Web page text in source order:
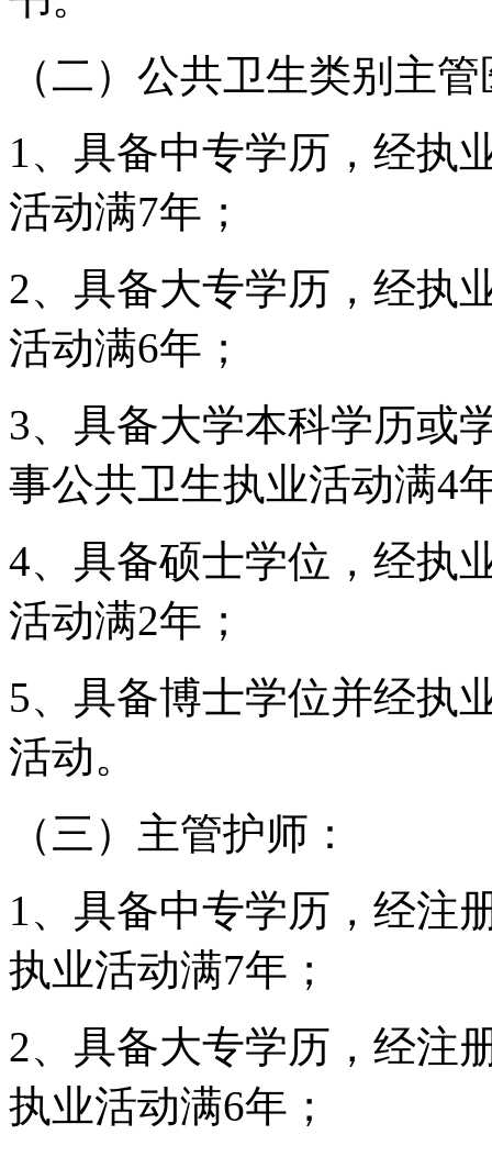
（二）公共卫生类别主
1、具备中专学历，经执
活动满7年；
2、具备大专学历，经执
活动满6年；
3、具备大学本科学历或
事公共卫生执业活动满4
4、具备硕士学位，经执
活动满2年；
5、具备博士学位并经执
活动。
（三）主管护师：
1、具备中专学历，经注
执业活动满7年；
2、具备大专学历，经注
执业活动满6年；